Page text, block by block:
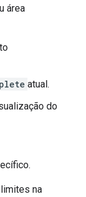
área
atual.
do
na